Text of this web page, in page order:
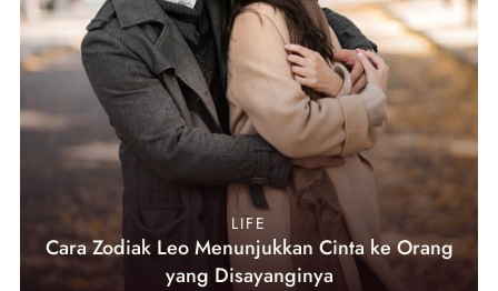
LIFE
Cara Zodiak Leo Menunjukkan Cinta ke Orang
yang Disayanginya